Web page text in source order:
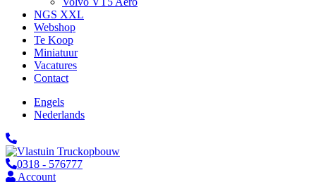
NGS XXL
Webshop
Te Koop
Miniatuur
Vacatures
Contact
Engels
Nederlands
0318 - 576777
Account